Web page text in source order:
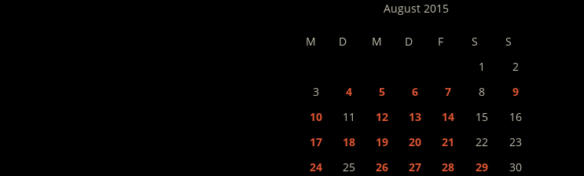
August 2015
M D M D F S
S
1
2
3
4 5 6 7 8
9
10
11 12 13 14 15
16
17
18 19 20 21 22
23
24
25 26 27 28 29
30